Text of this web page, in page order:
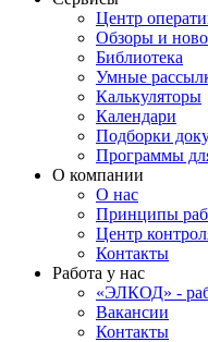
Центр
Обзоры и
Библиотека
Умные
Калькуляторы
Календари
Подборки
Программы
О компании
О нас
Принципы
Центр
Контакты
Работа у нас
«ЭЛКОД» -
Вакансии
Контакты